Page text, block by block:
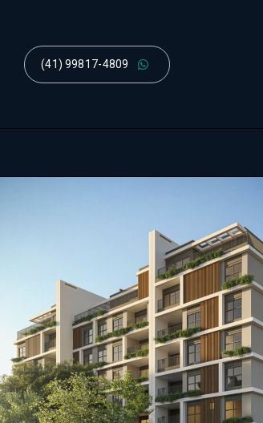
(41) 99817-4809